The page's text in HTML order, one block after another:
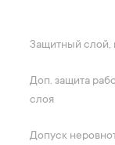
Защитный слой,
Доп. защита
слоя
Допуск